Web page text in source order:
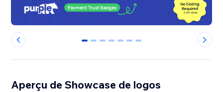
0 1 2 3 4 5 6
Aperçu de Showcase de logos